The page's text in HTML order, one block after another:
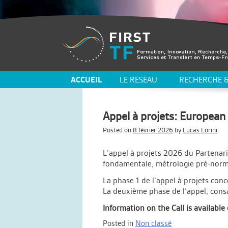
ACCUEIL LE RESEAU RECHERCHE
Appel à projets:
Posted on 8 février 2026 by Lucas Lorini
L’appel à projets 2026 du
fondamentale, métrologie pré-
La phase 1 de l’appel à projets
La deuxième phase de l’appel,
Information on the Call is
Posted in Non classé